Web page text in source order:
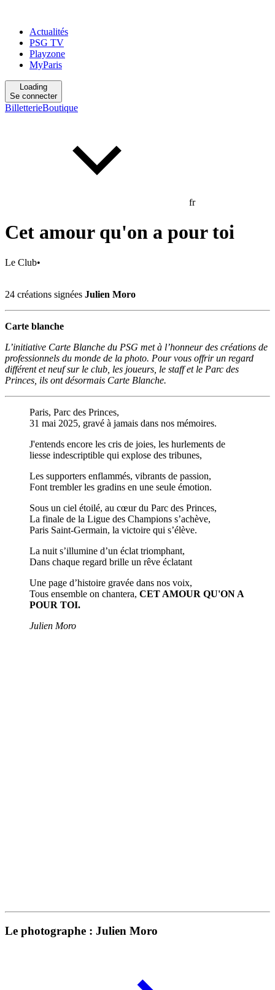
Actualités
PSG TV
Playzone
MyParis
Loading
Se connecter
BilletterieBoutique
fr
Cet amour qu'on a pour toi
Le Club•
24 créations signées Julien Moro
Carte blanche
L’initiative Carte Blanche du PSG met à l’honneur des créations de
professionnels du monde de la photo. Pour vous offrir un regard
différent et neuf sur le club, les joueurs, le staff et le Parc des
Princes, ils ont désormais Carte Blanche.
Paris, Parc des Princes,
31 mai 2025, gravé à jamais dans nos mémoires.
J'entends encore les cris de joies, les hurlements de
liesse indescriptible qui explose des tribunes,
Les supporters enflammés, vibrants de passion,
Font trembler les gradins en une seule émotion.
Sous un ciel étoilé, au cœur du Parc des Princes,
La finale de la Ligue des Champions s’achève,
Paris Saint-Germain, la victoire qui s’élève.
La nuit s’illumine d’un éclat triomphant,
Dans chaque regard brille un rêve éclatant
Une page d’histoire gravée dans nos voix,
Tous ensemble on chantera, CET AMOUR QU'ON A
POUR TOI.
Julien Moro
Le photographe : Julien Moro